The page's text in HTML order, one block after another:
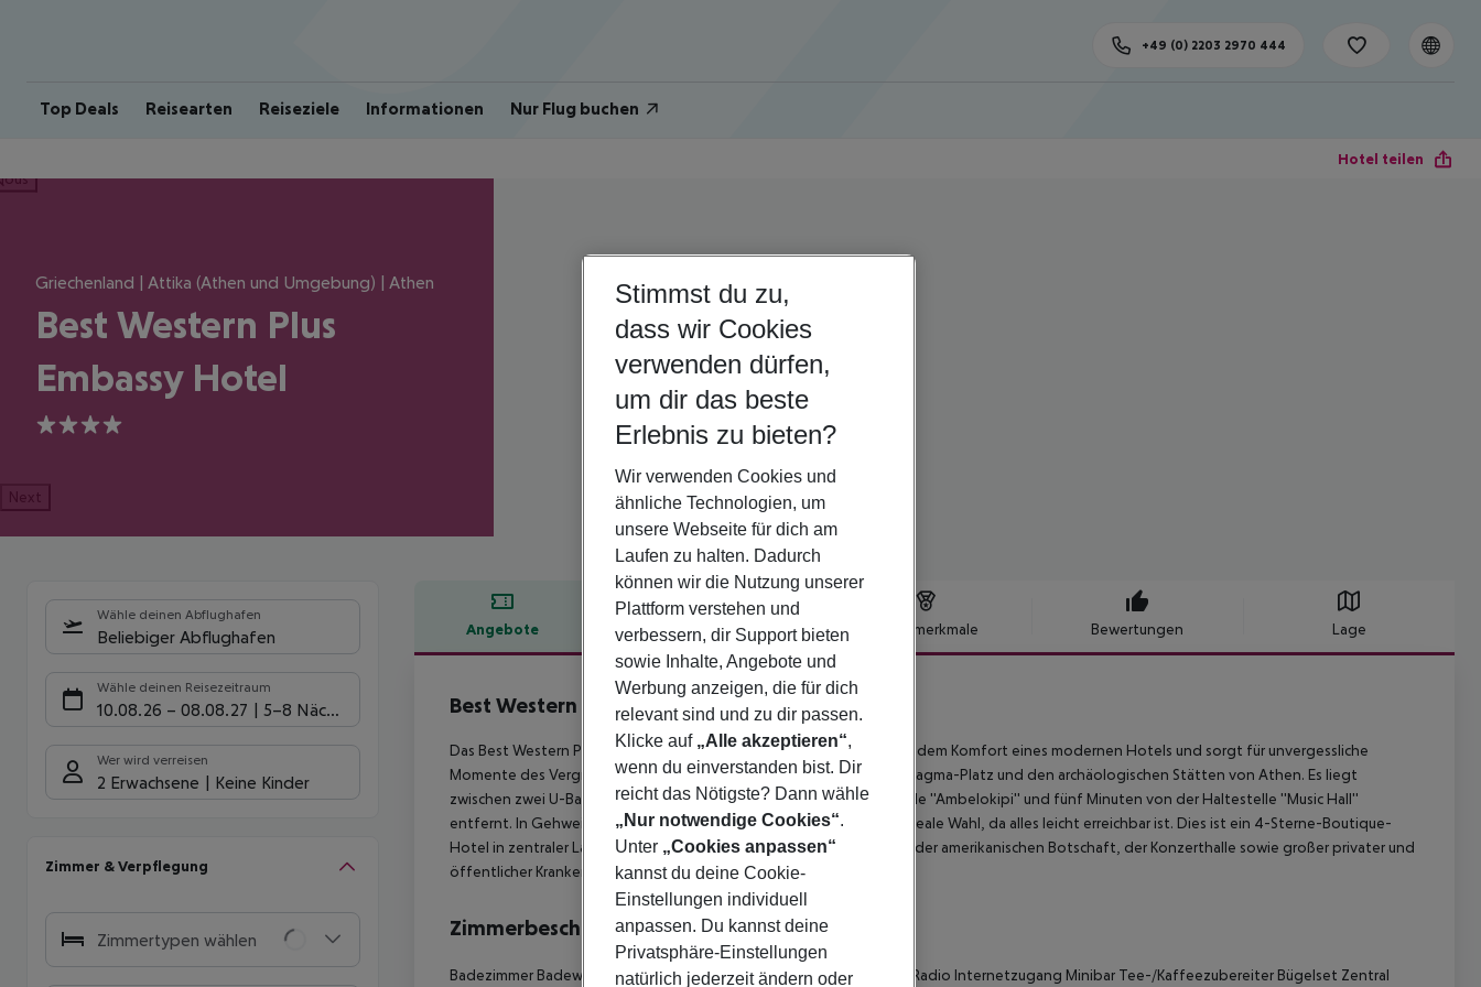
Top Deals Reisearten Reiseziele Informationen Nur Flug buchen
+49 (0) 2203 2970 444
Hotel teilen
Griechenland | Attika (Athen und Umgebung) | Athen
Best Western Plus
Embassy Hotel
4
Next
Wähle deinen Abflughafen
Beliebiger Abflughafen
Wähle deinen Reisezeitraum
10.08.26 – 08.08.27 5-8 Nächte
Wer wird verreisen
2 Erwachsene Keine Kinder
Zimmer & Verpflegung
Zimmertypen wählen
Angebote Hotelbeschreibung Hotelmerkmale Bewertungen Lage
Hotelbeschreibung
Best Western Plus Embassy Hotel
4
Das Best Western Plus Embassy Hotel verbindet dezenten Luxus mit dem Komfort eines modernen Hotels und sorgt für unvergessliche
Momente des Vergnügens. Das Hotel hat direkten Zugang zum Syntagma-Platz und den archäologischen Stätten von Athen. Es liegt
zwischen zwei U-Bahn-Stationen, nur drei Minuten von der Haltestelle ''Ambelokipi'' und fünf Minuten von der Haltestelle ''Music Hall''
entfernt. In Gehweite vieler öffentlicher Verkehrsmittel ist es eine ideale Wahl, da alles leicht erreichbar ist. Dies ist ein 4-Sterne-Boutique-
Hotel in zentraler Lage am Fuße des Lycabettus-Hügels, in der Nähe der amerikanischen Botschaft, der Konzerthalle sowie großer privater und
öffentlicher Krankenhäuser. Genieße deinen Aufenthalt.
Zimmerbeschreibung
Badezimmer Badewanne Haartrockner Direktwahltelefon Fernseher Radio Internetzugang Minibar Tee-/Kaffeezubereiter Bügelset Zentral
Stimmst du zu,
dass wir Cookies
verwenden dürfen,
um dir das beste
Erlebnis zu bieten?
Wir verwenden Cookies und
ähnliche Technologien, um
unsere Webseite für dich am
Laufen zu halten. Dadurch
können wir die Nutzung unserer
Plattform verstehen und
verbessern, dir Support bieten
sowie Inhalte, Angebote und
Werbung anzeigen, die für dich
relevant sind und zu dir passen.
Klicke auf „Alle akzeptieren“,
wenn du einverstanden bist. Dir
reicht das Nötigste? Dann wähle
„Nur notwendige Cookies“.
Unter „Cookies anpassen“
kannst du deine Cookie-
Einstellungen individuell
anpassen. Du kannst deine
Privatsphäre-Einstellungen
natürlich jederzeit ändern oder